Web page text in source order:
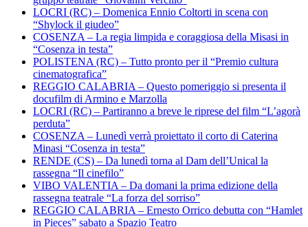
LOCRI (RC) – Domenica Ennio Coltorti in scena con
“Shylock il giudeo”
COSENZA – La regia limpida e coraggiosa della Misasi in
“Cosenza in testa”
POLISTENA (RC) – Tutto pronto per il “Premio cultura
cinematografica”
REGGIO CALABRIA – Questo pomeriggio si presenta il
docufilm di Armino e Marzolla
LOCRI (RC) – Partiranno a breve le riprese del film “L’agorà
perduta”
COSENZA – Lunedì verrà proiettato il corto di Caterina
Minasi “Cosenza in testa”
RENDE (CS) – Da lunedì torna al Dam dell’Unical la
rassegna “Il cinefilo”
VIBO VALENTIA – Da domani la prima edizione della
rassegna teatrale “La forza del sorriso”
REGGIO CALABRIA – Ernesto Orrico debutta con “Hamlet
in Pieces” sabato a Spazio Teatro